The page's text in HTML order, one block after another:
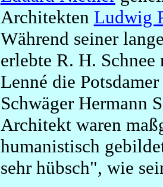
Architekten Ludwig
Während seiner
erlebte R. H.
Lenné die
Schwäger Hermann
Architekt waren
humanistisch
sehr hübsch", wie